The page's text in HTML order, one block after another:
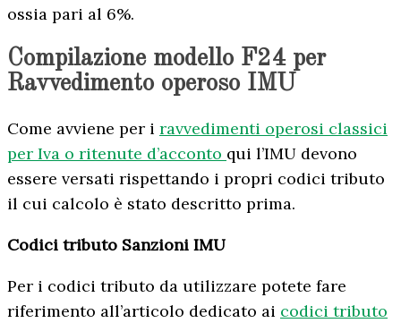
ossia pari al 6%.
Compilazione modello F24 per
Ravvedimento operoso IMU
Come avviene per i ravvedimenti operosi classici
per Iva o ritenute d’acconto qui l’IMU devono
essere versati rispettando i propri codici tributo
il cui calcolo è stato descritto prima.
Codici tributo Sanzioni IMU
Per i codici tributo da utilizzare potete fare
riferimento all’articolo dedicato ai codici tributo